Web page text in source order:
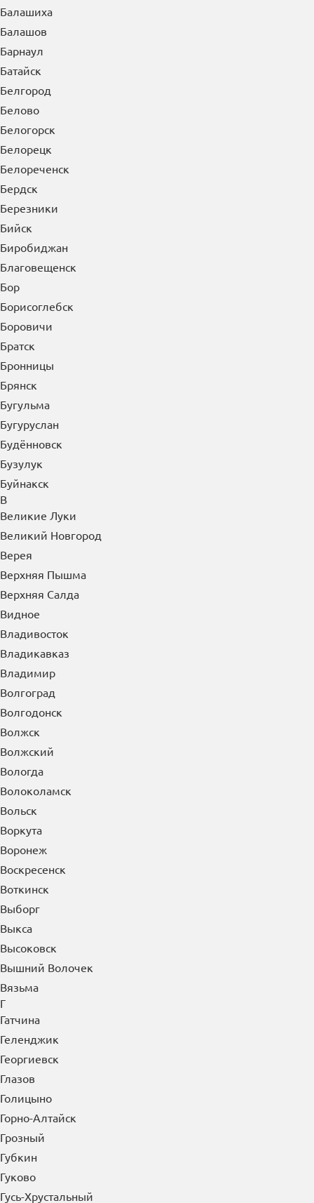
Балашиха
Балашов
Барнаул
Батайск
Белгород
Белово
Белогорск
Белорецк
Белореченск
Бердск
Березники
Бийск
Биробиджан
Благовещенск
Бор
Борисоглебск
Боровичи
Братск
Бронницы
Брянск
Бугульма
Бугуруслан
Будённовск
Бузулук
Буйнакск
В
Великие Луки
Великий Новгород
Верея
Верхняя Пышма
Верхняя Салда
Видное
Владивосток
Владикавказ
Владимир
Волгоград
Волгодонск
Волжск
Волжский
Вологда
Волоколамск
Вольск
Воркута
Воронеж
Воскресенск
Воткинск
Выборг
Выкса
Высоковск
Вышний Волочек
Вязьма
Г
Гатчина
Геленджик
Георгиевск
Глазов
Голицыно
Горно-Алтайск
Грозный
Губкин
Гуково
Гусь-Хрустальный